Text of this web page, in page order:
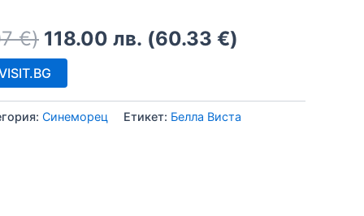
€) 118.00 лв. (60.33 €)
Синеморец Етикет: Белла Виста